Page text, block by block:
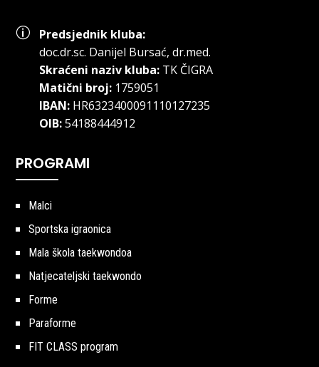
p
Predsjednik kluba:
doc.dr.sc. Danijel Bursać, dr.med.
Skraćeni naziv kluba:TK ČIGRA
Matični broj:1759051
IBAN:HR6323400091110127235
OIB:54188444912
PROGRAMI
Malci
Sportska igraonica
Mala škola taekwondoa
Natjecateljski taekwondo
Forme
Paraforme
FIT CLASS program